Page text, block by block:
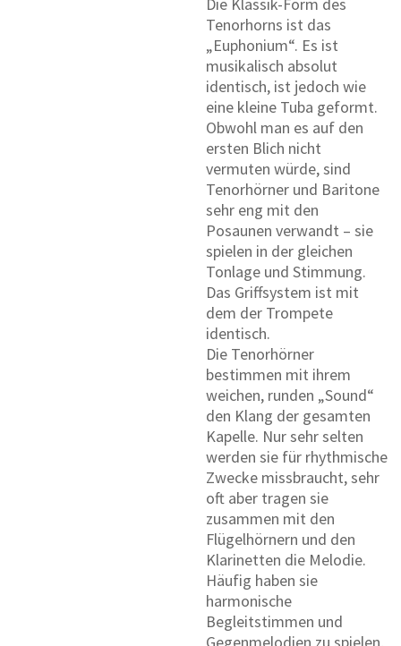
Tenorhorns ist das
„Euphonium“. Es ist
musikalisch absolut
identisch, ist jedoch wie
eine kleine Tuba geformt.
Obwohl man es auf den
ersten Blich nicht
vermuten würde, sind
Tenorhörner und Baritone
sehr eng mit den
Posaunen verwandt – sie
spielen in der gleichen
Tonlage und Stimmung.
Das Griffsystem ist mit
dem der Trompete
identisch.
Die Tenorhörner
bestimmen mit ihrem
weichen, runden „Sound“
den Klang der gesamten
Kapelle. Nur sehr selten
werden sie für rhythmische
Zwecke missbraucht, sehr
oft aber tragen sie
zusammen mit den
Flügelhörnern und den
Klarinetten die Melodie.
Häufig haben sie
harmonische
Begleitstimmen und
Gegenmelodien zu spielen,